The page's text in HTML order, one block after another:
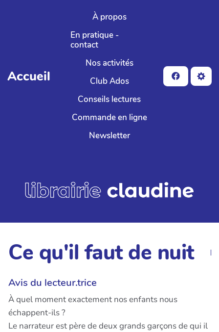
Aller au contenu principal
Accueil
À propos
En pratique -
contact
Nos activités
Club Ados
Conseils lectures
Commande en ligne
Newsletter
Ce qu'il faut de nuit
Avis du lecteur.trice
À quel moment exactement nos enfants nous
échappent-ils ?
Le narrateur est père de deux grands garçons de qui il